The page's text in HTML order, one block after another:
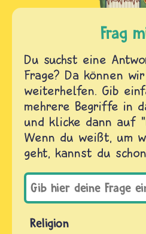
Frag
Du suchst eine
Frage? Da können
weiterhelfen. Gib
mehrere Begriffe in
und klicke dann auf
Wenn du weißt, um
geht, kannst du
Religion